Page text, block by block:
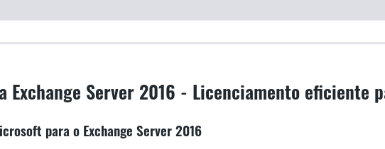
Exchange Server 2016 - Licenciamento eficiente
para o Exchange Server 2016